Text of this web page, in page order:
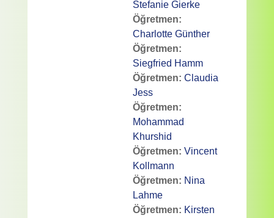
Stefanie Gierke
Öğretmen:
Charlotte Günther
Öğretmen:
Siegfried Hamm
Öğretmen: Claudia
Jess
Öğretmen:
Mohammad
Khurshid
Öğretmen: Vincent
Kollmann
Öğretmen: Nina
Lahme
Öğretmen: Kirsten